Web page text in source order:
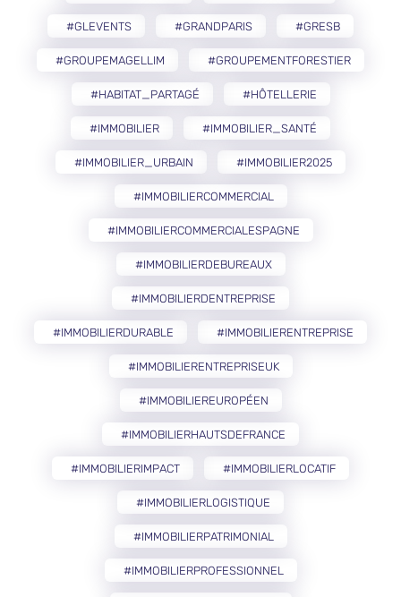
#GLEVENTS #GRANDPARIS #GRESB
#GROUPEMAGELLIM #GROUPEMENTFORESTIER
#HABITAT_PARTAGÉ #HÔTELLERIE
#IMMOBILIER #IMMOBILIER_SANTÉ
#IMMOBILIER_URBAIN #IMMOBILIER2025
#IMMOBILIERCOMMERCIAL
#IMMOBILIERCOMMERCIALESPAGNE
#IMMOBILIERDEBUREAUX
#IMMOBILIERDENTREPRISE
#IMMOBILIERDURABLE #IMMOBILIERENTREPRISE
#IMMOBILIERENTREPRISEUK
#IMMOBILIEREUROPÉEN
#IMMOBILIERHAUTSDEFRANCE
#IMMOBILIERIMPACT #IMMOBILIERLOCATIF
#IMMOBILIERLOGISTIQUE
#IMMOBILIERPATRIMONIAL
#IMMOBILIERPROFESSIONNEL